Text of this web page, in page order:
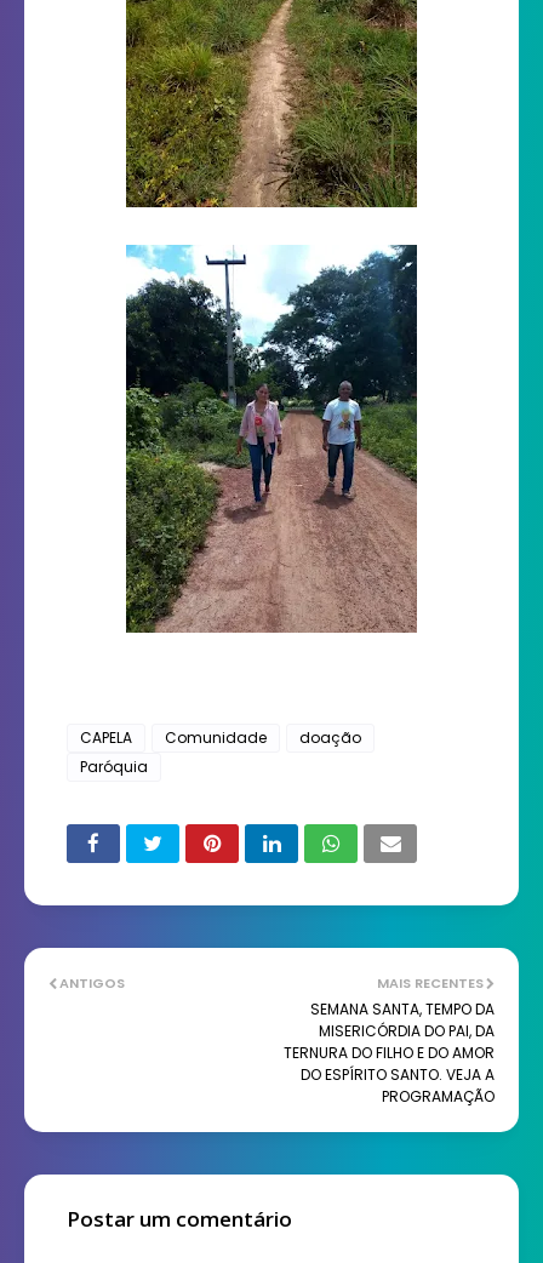
CAPELA Comunidade
doação
Paróquia
MAIS RECENTES
SEMANA SANTA, TEMPO DA
MISERICÓRDIA DO PAI, DA
TERNURA DO FILHO E DO AMOR
DO ESPÍRITO SANTO. VEJA A
PROGRAMAÇÃO
ANTIGOS
Postar um comentário